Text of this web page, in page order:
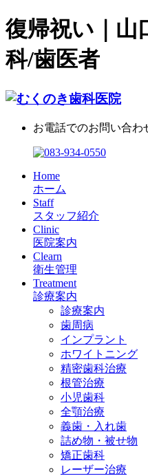
復帰祝い｜山
科/歯医者
お電話でのお問い合わ
Home
ホーム
Staff
スタッフ紹介
Clinic
医院案内
Clearn
衛生管理
Treatment
診療案内
診療案内
歯周病
インプラント
ホワイトニング
精密歯科治療
根管治療
小児歯科
全顎治療
義歯・入れ歯
詰め物・被せ物
矯正歯科
レーザー治療